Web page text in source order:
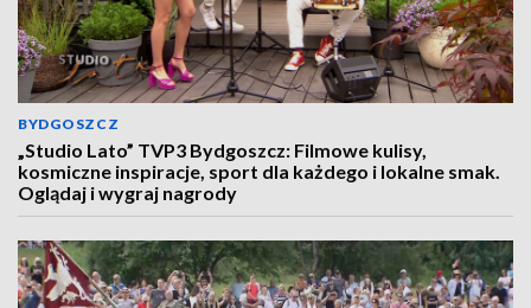
BYDGOSZCZ
„Studio Lato” TVP3 Bydgoszcz: Filmowe kulisy,
kosmiczne inspiracje, sport dla każdego i lokalne smak.
Oglądaj i wygraj nagrody